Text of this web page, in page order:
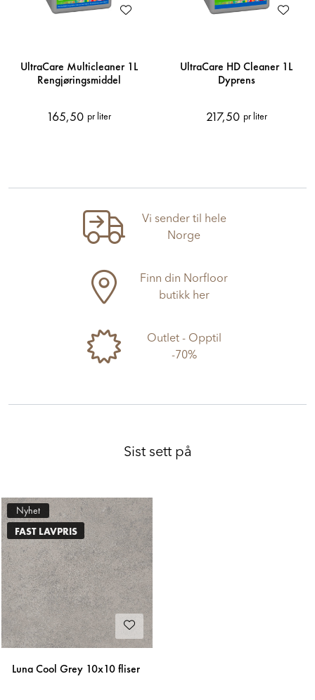
UltraCare Multicleaner 1L
Rengjøringsmiddel
165,50 pr liter
UltraCare HD Cleaner 1L
Dyprens
217,50 pr liter
Vi sender til hele
Norge
Finn din Norfloor
butikk her
Outlet - Opptil
-70%
Sist sett på
Nyhet
FAST LAVPRIS
Luna Cool Grey 10x10 fliser